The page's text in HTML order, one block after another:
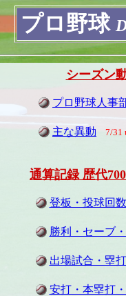
プロ野球
シーズン
プロ野球人事
主な異動 7/31
通算記録 歴代
登板・投球回
勝利・セーブ
出場試合・塁
安打・本塁打